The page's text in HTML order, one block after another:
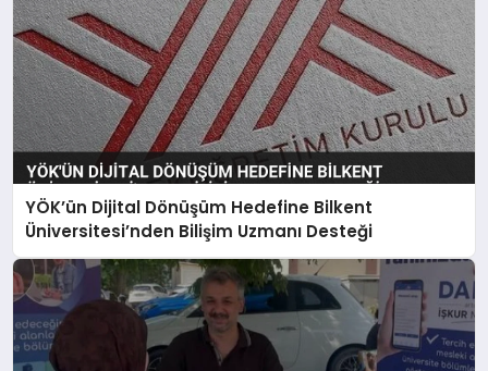
YÖK’ün Dijital Dönüşüm Hedefine Bilkent
Üniversitesi’nden Bilişim Uzmanı Desteği